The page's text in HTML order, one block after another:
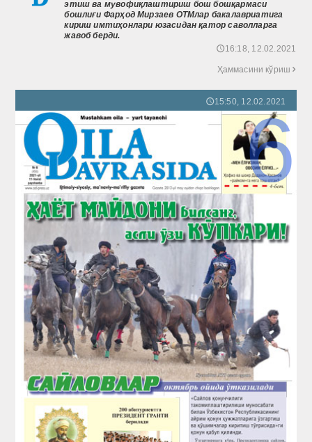
этиш ва мувофиқлаштириш бош бошқармаси
бошлиғи Фарҳод Мирзаев ОТМлар бакалавриатига
кириш имтиҳонлари юзасидан қатор саволларга
жавоб берди.
🕔16:18, 12.02.2021
Ҳаммасини кўриш
🕔15:50, 12.02.2021
6